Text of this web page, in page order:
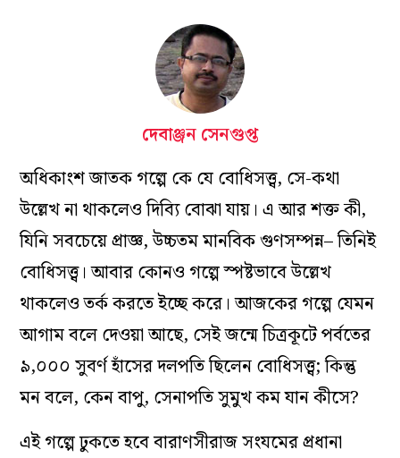
দেবাঞ্জন সেনগুপ্ত
অধিকাংশ জাতক গল্পে কে যে বোধিসত্ত্ব, সে-কথা
উল্লেখ না থাকলেও দিব্যি বোঝা যায়। এ আর শক্ত কী,
যিনি সবচেয়ে প্রাজ্ঞ, উচ্চতম মানবিক গুণসম্পন্ন– তিনিই
বোধিসত্ত্ব। আবার কোনও গল্পে স্পষ্টভাবে উল্লেখ
থাকলেও তর্ক করতে ইচ্ছে করে। আজকের গল্পে যেমন
আগাম বলে দেওয়া আছে, সেই জন্মে চিত্রকূটে পর্বতের
৯,০০০ সুবর্ণ হাঁসের দলপতি ছিলেন বোধিসত্ত্ব; কিন্তু
মন বলে, কেন বাপু, সেনাপতি সুমুখ কম যান কীসে?
এই গল্পে ঢুকতে হবে বারাণসীরাজ সংযমের প্রধানা